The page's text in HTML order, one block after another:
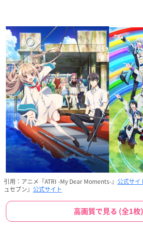
引用：アニメ『ATRI -My Dear Moments-』 公式サイ
ュセブン』 公式サイト
高画質で見る (全1枚)